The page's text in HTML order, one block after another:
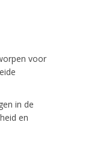
voor
in de
en